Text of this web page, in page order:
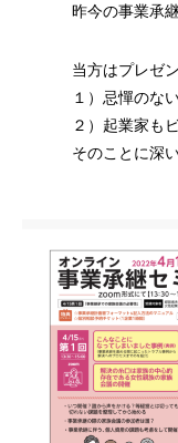
昨今の事業承
当方はプレゼ
１）忌憚のな
２）起業家も
そのことに深